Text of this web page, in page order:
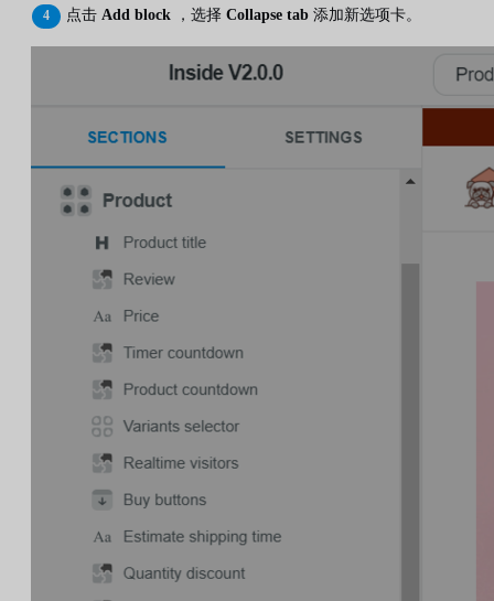
点击 Add block ，选择 Collapse tab 添加新选项卡。